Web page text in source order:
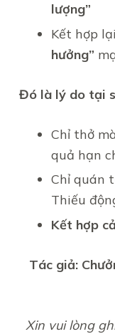
lượng”
Kết hợp
hưởng”
Đó là lý do tại
Chỉ thở
quả hạn
Chỉ quán
Thiếu
Kết hợp
Tác giả:
Xin vui lòng